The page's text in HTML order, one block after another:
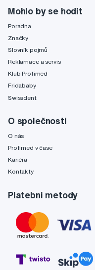
Mohlo by se hodit
Poradna
Značky
Slovník pojmů
Reklamace a servis
Klub Profimed
Fridababy
Swissdent
O společnosti
O nás
Profimed v čase
Kariéra
Kontakty
Platební metody